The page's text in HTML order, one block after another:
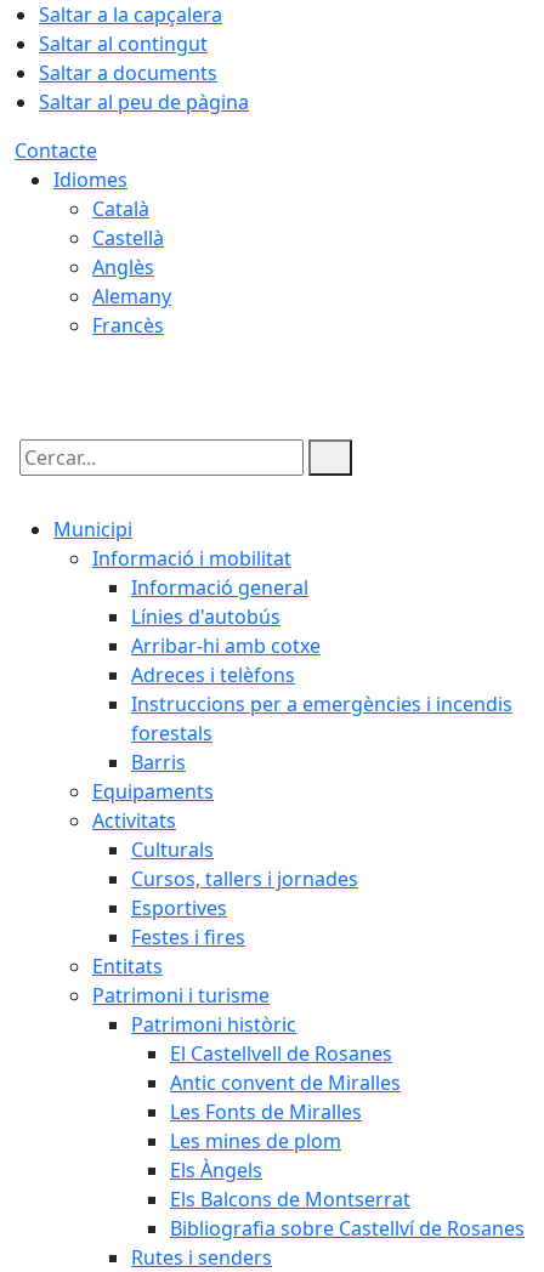
Saltar a la capçalera
Saltar al contingut
Saltar a documents
Saltar al peu de pàgina
Contacte
Idiomes
Català
Castellà
Anglès
Alemany
Francès
Cercar:
Municipi
Informació i mobilitat
Informació general
Línies d'autobús
Arribar-hi amb cotxe
Adreces i telèfons
Instruccions per a emergències i incendis
forestals
Barris
Equipaments
Activitats
Culturals
Cursos, tallers i jornades
Esportives
Festes i fires
Entitats
Patrimoni i turisme
Patrimoni històric
El Castellvell de Rosanes
Antic convent de Miralles
Les Fonts de Miralles
Les mines de plom
Els Àngels
Els Balcons de Montserrat
Bibliografia sobre Castellví de Rosanes
Rutes i senders